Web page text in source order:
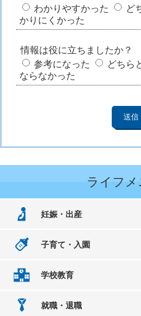
わかりやすかった
ど
かりにくかった
情報は役に立ちましたか？
参考になった
どちら
ならなかった
ライフメ
妊娠・出産
子育て・入園
学校教育
就職・退職